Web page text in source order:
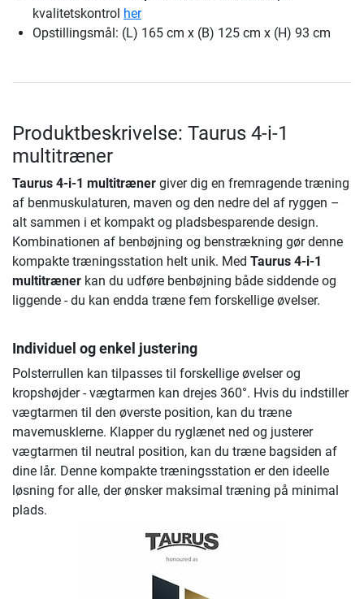
kvalitetskontrol her
Opstillingsmål: (L) 165 cm x (B) 125 cm x (H) 93 cm
Produktbeskrivelse: Taurus 4-i-1
multitræner
Taurus 4-i-1 multitræner giver dig en fremragende træning
af benmuskulaturen, maven og den nedre del af ryggen –
alt sammen i et kompakt og pladsbesparende design.
Kombinationen af benbøjning og benstrækning gør denne
kompakte træningsstation helt unik. Med Taurus 4-i-1
multitræner kan du udføre benbøjning både siddende og
liggende - du kan endda træne fem forskellige øvelser.
Individuel og enkel justering
Polsterrullen kan tilpasses til forskellige øvelser og
kropshøjder - vægtarmen kan drejes 360°. Hvis du indstiller
vægtarmen til den øverste position, kan du træne
mavemusklerne. Klapper du ryglænet ned og justerer
vægtarmen til neutral position, kan du træne bagsiden af
dine lår. Denne kompakte træningsstation er den ideelle
løsning for alle, der ønsker maksimal træning på minimal
plads.